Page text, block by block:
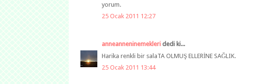
yorum.
25 Ocak 2011 12:27
anneanneninemekleri dedi ki...
Harika renkli bir salaTA OLMUŞ ELLERİNE SAĞLIK.
25 Ocak 2011 13:44